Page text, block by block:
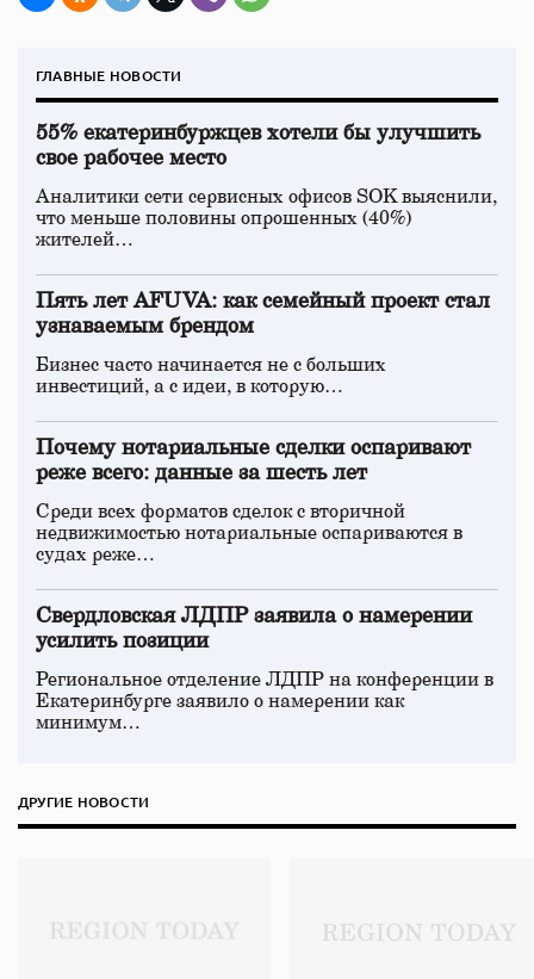
ГЛАВНЫЕ НОВОСТИ
55% екатеринбуржцев хотели бы улучшить
свое рабочее место
Аналитики сети сервисных офисов SOK выяснили,
что меньше половины опрошенных (40%)
жителей…
Пять лет AFUVA: как семейный проект стал
узнаваемым брендом
Бизнес часто начинается не с больших
инвестиций, а с идеи, в которую…
Почему нотариальные сделки оспаривают
реже всего: данные за шесть лет
Среди всех форматов сделок с вторичной
недвижимостью нотариальные оспариваются в
судах реже…
Свердловская ЛДПР заявила о намерении
усилить позиции
Региональное отделение ЛДПР на конференции в
Екатеринбурге заявило о намерении как
минимум…
ДРУГИЕ НОВОСТИ